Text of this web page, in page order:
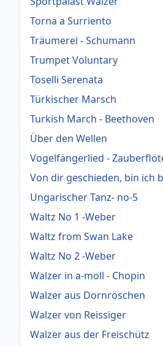
Torna a Surriento
Träumerei - Schumann
Trumpet Voluntary
Toselli Serenata
Türkischer Marsch
Turkish March - Beethoven
Über den Wellen
Vogelfängerlied -
Von dir geschieden, bin ich
Ungarischer Tanz- no-5
Waltz No 1 -Weber
Waltz from Swan Lake
Waltz No 2 -Weber
Walzer in a-moll - Chopin
Walzer aus Dornröschen
Walzer von Reissiger
Walzer aus der Freischütz